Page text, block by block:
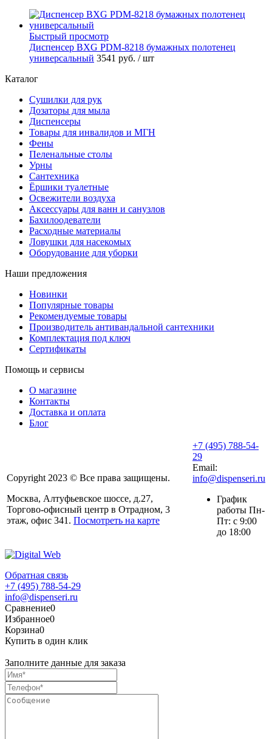
Быстрый просмотр
Диспенсер BXG PDM-8218 бумажных полотенец
универсальный 3541 руб. / шт
Каталог
Сушилки для рук
Дозаторы для мыла
Диспенсеры
Товары для инвалидов и МГН
Фены
Пеленальные столы
Урны
Сантехника
Ёршики туалетные
Освежители воздуха
Аксессуары для ванн и санузлов
Бахилоодеватели
Расходные материалы
Ловушки для насекомых
Оборудование для уборки
Наши предложения
Новинки
Популярные товары
Рекомендуемые товары
Производитель антивандальной сантехники
Комплектация под ключ
Сертификаты
Помощь и сервисы
О магазине
Контакты
Доставка и оплата
Блог
Copyright 2023 © Все права защищены.
Москва, Алтуфьевское шоссе, д.27,
Торгово-офисный центр в Отрадном, 3
этаж, офис 341. Посмотреть на карте
+7 (495) 788-54-
29
Email:
info@dispenseri.ru
График
работы Пн-
Пт: с 9:00
до 18:00
Обратная связь
+7 (495) 788-54-29
info@dispenseri.ru
Сравнение0
Избранное0
Корзина0
Купить в один клик
Заполните данные для заказа